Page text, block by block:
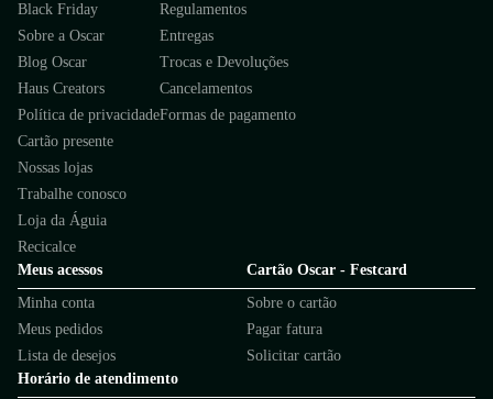
Black Friday
Sobre a Oscar
Blog Oscar
Haus Creators
Política de privacidade
Cartão presente
Nossas lojas
Trabalhe conosco
Loja da Águia
Recicalce
Regulamentos
Entregas
Trocas e Devoluções
Cancelamentos
Formas de pagamento
Meus acessos
Minha conta
Meus pedidos
Lista de desejos
Cartão Oscar - Festcard
Sobre o cartão
Pagar fatura
Solicitar cartão
Horário de atendimento